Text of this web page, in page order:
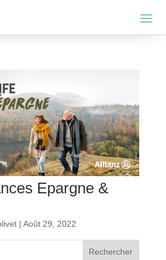
Epargne &
| Août 29, 2022
Rechercher